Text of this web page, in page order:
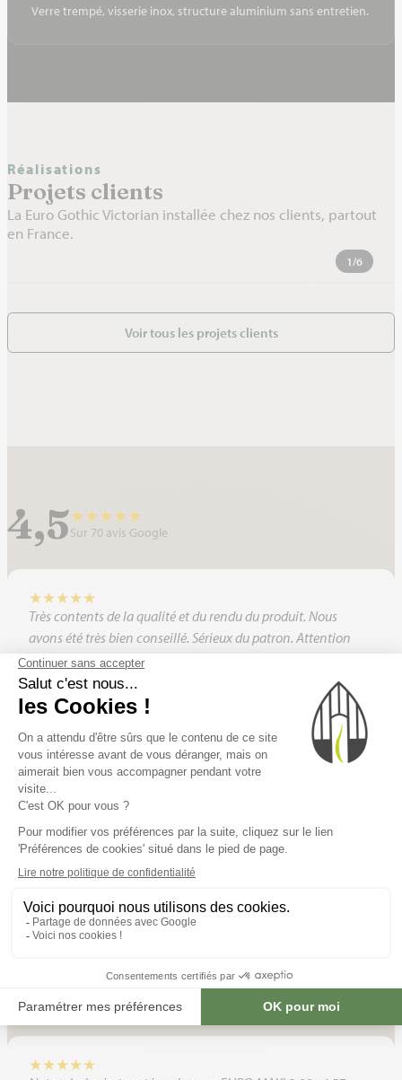
Verre trempé, visserie inox, structure aluminium sans entretien.
Réalisations
Projets clients
La Euro Gothic Victorian installée chez nos clients, partout
en France.
1/6
Voir tous les projets clients
4,5★★★★★
Sur 70 avis Google
★★★★★
Très contents de la qualité et du rendu du produit. Nous
avons été très bien conseillé. Sérieux du patron. Attention
une serre n’est pas une véranda et chez nous elle a
pleinement trouvé sa place et son usage. Merci pour les
conseils . Nous recommandons.
avril 2025 · Google
Grâce à l’équipe de l’Atelier Des Serres , nous avons pu être
conseillé, afin de pouvoir choisir quel type de serre nous
avions réellement besoin. Une équipe à l’écoute et efficace.
Nous pouvons maintenant profiter d’un moment de détente
dans notre serre. Je recommande sans hésitation cette
avril 2025 · Google
★★★★★